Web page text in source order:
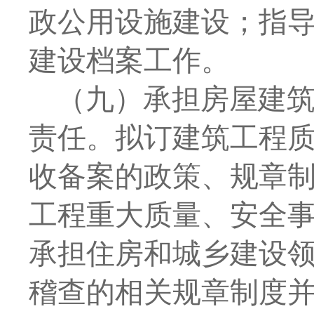
政公用设施建设；指
建设档案工作。
（九）承担房屋建
责任。拟订建筑工程
收备案的政策、规章
工程重大质量、安全
承担住房和城乡建设
稽查的相关规章制度